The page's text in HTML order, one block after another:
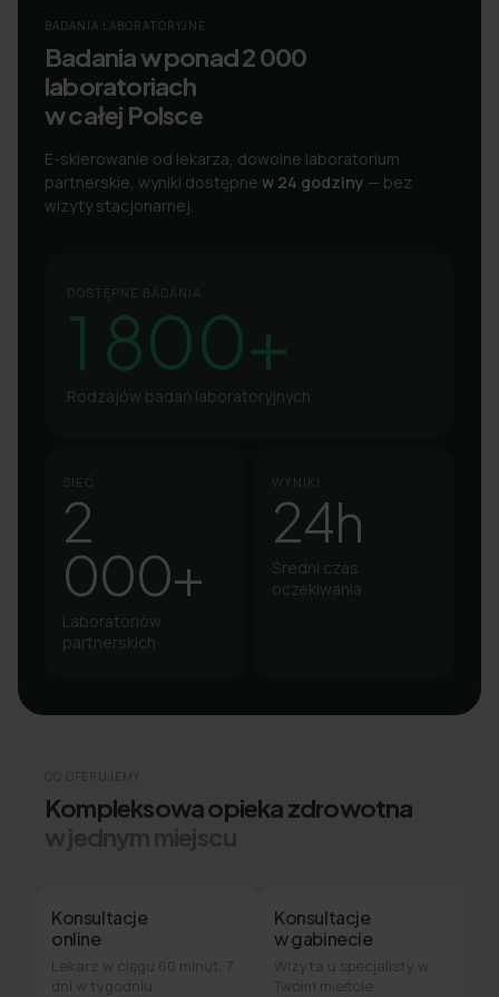
BADANIA LABORATORYJNE
Badania w ponad 2 000
laboratoriach
w całej Polsce
E-skierowanie od lekarza, dowolne laboratorium
partnerskie, wyniki dostępne w 24 godziny — bez
wizyty stacjonarnej.
DOSTĘPNE BADANIA
1 800+
Rodzajów badań laboratoryjnych
SIEĆ
2
000+
Laboratoriów
partnerskich
WYNIKI
24h
Średni czas
oczekiwania
CO OFERUJEMY
Kompleksowa opieka zdrowotna
w jednym miejscu
Konsultacje
online
Lekarz w ciągu 60 minut, 7
dni w tygodniu
Konsultacje
w gabinecie
Wizyta u specjalisty w
Twoim mieście